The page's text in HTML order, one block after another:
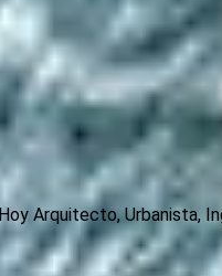
Hoy Arquitecto, Urbanista,